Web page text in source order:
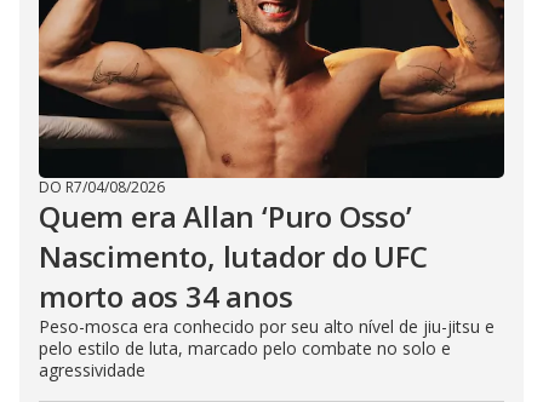
DO R7/04/08/2026
Quem era Allan ‘Puro Osso’
Nascimento, lutador do UFC
morto aos 34 anos
Peso-mosca era conhecido por seu alto nível de jiu-jitsu e
pelo estilo de luta, marcado pelo combate no solo e
agressividade